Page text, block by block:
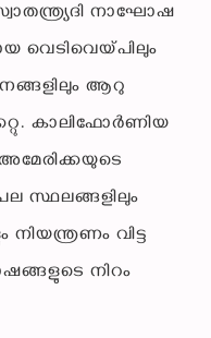
നാഘോഷ
വെടിവെയ്പിലും
ആറു
കാലിഫോര്‍ണിയ
സ്ഥലങ്ങളിലും
നിയന്ത്രണം വിട്ട
നിറം